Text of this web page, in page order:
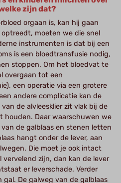
zijn dat?
orgaan is, kan hij gaan
moeten we die snel
instrumenten is dat bij een
is een bloedtransfusie nodig,
stoppen. Om het bloedvat te
overgaan tot een
een operatie via een grotere
andere complicatie kan de
de alvleesklier zit vlak bij de
houden. Daar waarschuwen we
de galblaas en stenen letten
hangt onder de lever, aan
Die moet je ook intact
zijn, dan kan de lever
er leverschade. Verder
gal. De galweg van de galblaas